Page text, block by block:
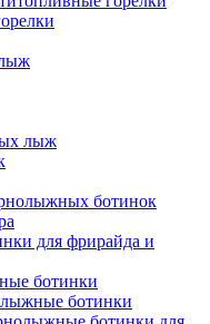
лыж
ботинок
для фрирайда и
ботинки
ботинки